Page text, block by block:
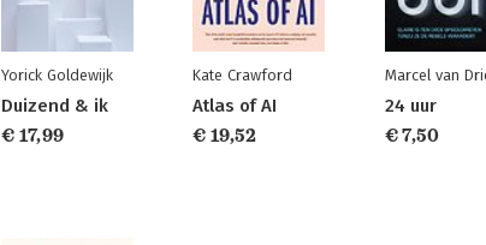
Yorick Goldewijk
Duizend & ik
€ 17,99
Kate Crawford
Atlas of AI
€ 19,52
Marcel van
24 uur
€ 7,50